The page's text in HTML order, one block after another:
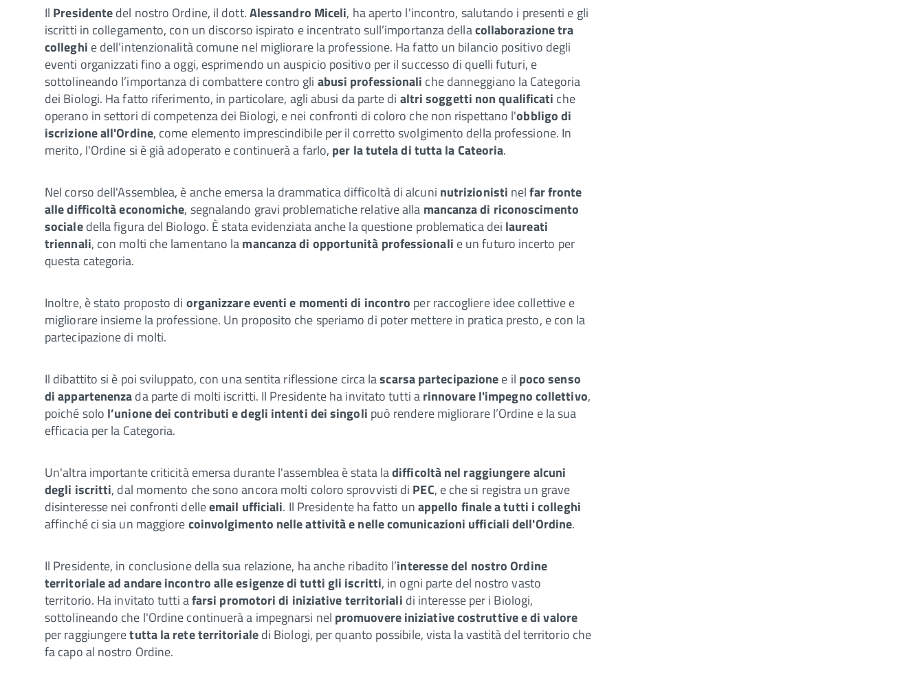
Il Presidentedel nostro Ordine, il dott.Alessandro Miceli, ha aperto l'incontro, salutando i presenti e gli
iscritti in collegamento, con un discorso ispirato e incentrato sull’importanza dellacollaborazione tra
colleghi e dell’intenzionalità comune nel migliorare la professione. Ha fatto un bilancio positivo degli
eventi organizzati fino a oggi, esprimendo un auspicio positivo per il successo di quelli futuri, e
sottolineando l’importanza di combattere contro gli abusi professionali che danneggiano la Categoria
dei Biologi. Ha fatto riferimento, in particolare, agli abusi da parte di altri soggetti non qualificati che
operano in settori di competenza dei Biologi, e nei confronti di coloro che non rispettano l'obbligo di
iscrizione all'Ordine, come elemento imprescindibile per il corretto svolgimento della professione. In
merito, l'Ordine si è già adoperato e continuerà a farlo, per la tutela di tutta la Cateoria.
Nel corso dell'Assemblea, è anche emersa la drammatica difficoltà di alcuni nutrizionisti nel far fronte
alle difficoltà economiche, segnalando gravi problematiche relative alla mancanza di riconoscimento
socialedella figura del Biologo. È stata evidenziata anche la questione problematica dei laureati
triennali, con molti che lamentano lamancanza di opportunità professionali e un futuro incerto per
questa categoria.
Inoltre, è stato proposto di organizzare eventi e momenti di incontro per raccogliere idee collettive e
migliorare insieme la professione. Un proposito che speriamo di poter mettere in pratica presto, e con la
partecipazione di molti.
Il dibattito si è poi sviluppato, con una sentita riflessione circa lascarsa partecipazionee il poco senso
di appartenenzada parte di molti iscritti. Il Presidente ha invitato tutti arinnovare l'impegno collettivo,
poiché solo l’unione dei contributi e degli intenti dei singoli può rendere migliorare l’Ordine e la sua
efficacia per la Categoria.
Un'altra importante criticità emersa durante l'assemblea è stata ladifficoltà nel raggiungere alcuni
degli iscritti, dal momento che sono ancora molti coloro sprovvisti di PEC, e che si registra un grave
disinteresse nei confronti delleemail ufficiali. Il Presidente ha fatto unappello finale a tutti i colleghi
affinché ci sia un maggiorecoinvolgimento nelle attività e nelle comunicazioni ufficiali dell'Ordine.
Il Presidente, in conclusione della sua relazione, ha anche ribadito l’interesse del nostro Ordine
territoriale ad andare incontro alle esigenze di tutti gli iscritti, in ogni parte del nostro vasto
territorio. Ha invitato tutti afarsi promotori di iniziative territoriali di interesse per i Biologi,
sottolineando che l'Ordine continuerà a impegnarsi nel promuovereiniziative costruttive e di valore
per raggiungeretutta la rete territorialedi Biologi, per quanto possibile, vista la vastità del territorio che
fa capo al nostro Ordine.